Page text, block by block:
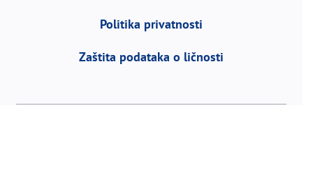
Politika privatnosti
Zaštita podataka o ličnosti